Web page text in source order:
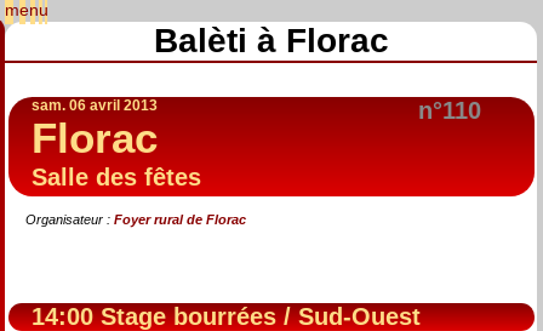
Balèti à Florac
n°110
sam. 06 avril 2013
Florac
Salle des fêtes
Organisateur : Foyer rural de Florac
14:00 Stage bourrées / Sud-Ouest